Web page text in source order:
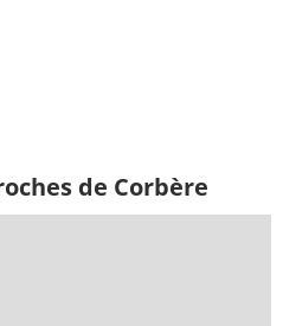
de Corbère